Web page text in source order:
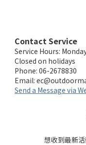
Contact Service
Service Hours:
Closed on holidays
Phone: 06-2678830
Email:
Send a Message via
想收到最新